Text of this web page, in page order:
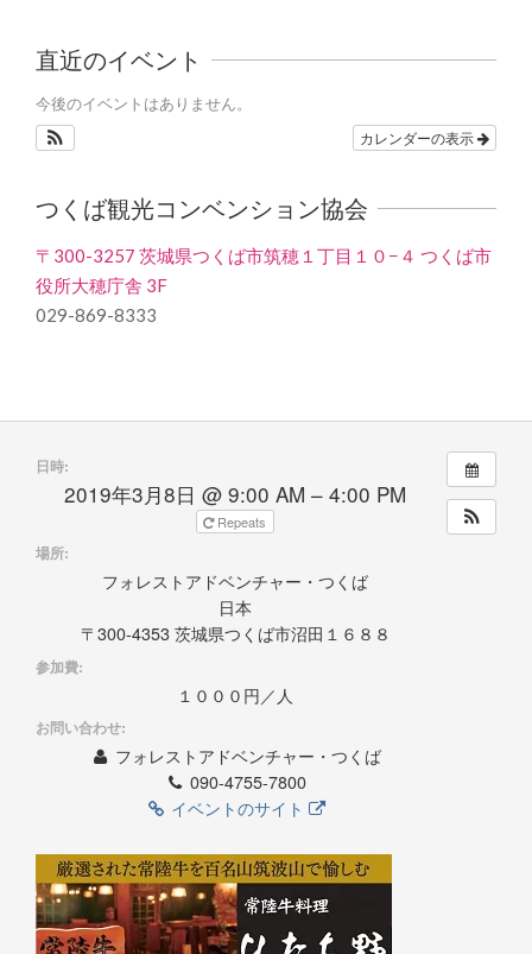
直近のイベント
今後のイベントはありません。
カレンダーの表示
つくば観光コンベンション協会
〒300-3257 茨城県つくば市筑穂１丁目１０−４ つくば市
役所大穂庁舎 3F
029-869-8333
日時:
2019年3月8日 @ 9:00 AM – 4:00 PM
Repeats
場所:
フォレストアドベンチャー・つくば
日本
〒300-4353 茨城県つくば市沼田１６８８
参加費:
１０００円／人
お問い合わせ:
フォレストアドベンチャー・つくば
090-4755-7800
イベントのサイト